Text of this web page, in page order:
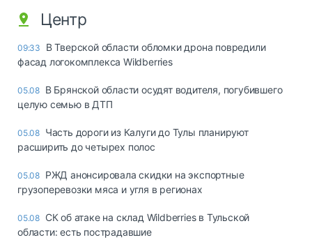
Центр
09:33
В Тверской области обломки дрона повредили
фасад логокомплекса Wildberries
05.08 В Брянской области осудят водителя, погубившего
целую семью в ДТП
05.08 Часть дороги из Калуги до Тулы планируют
расширить до четырех полос
05.08 РЖД анонсировала скидки на экспортные
грузоперевозки мяса и угля в регионах
05.08 СК об атаке на склад Wildberries в Тульской
области: есть пострадавшие